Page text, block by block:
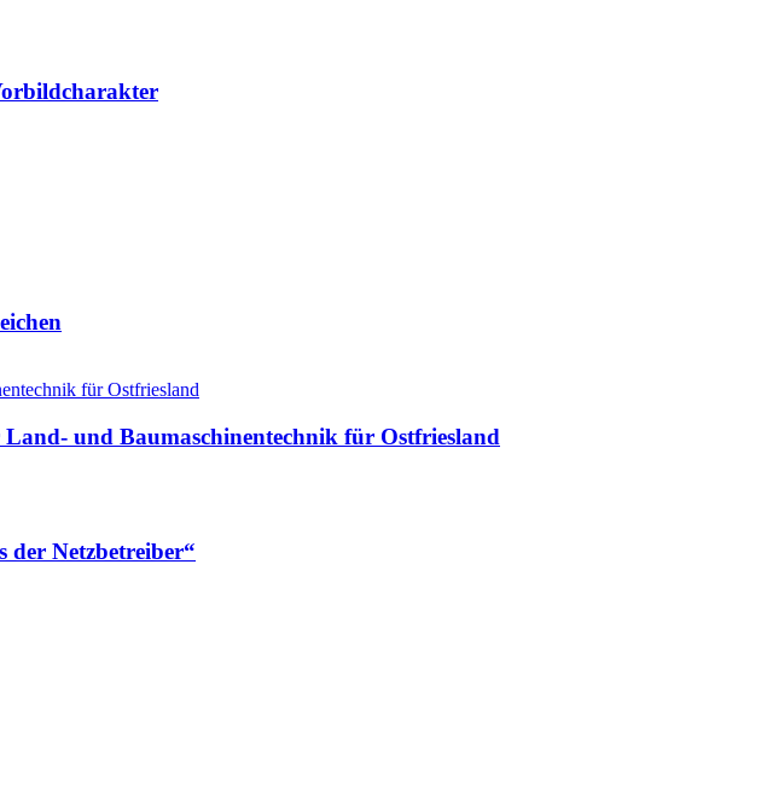
und Baumaschinentechnik für Ostfriesland
Netzbetreiber“